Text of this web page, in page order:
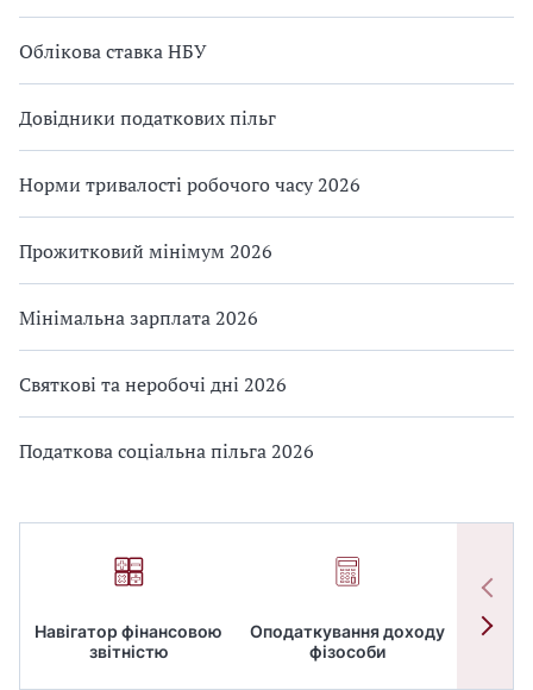
Облікова ставка НБУ
Довідники податкових пільг
Норми тривалості робочого часу 2026
Прожитковий мінімум 2026
Мінімальна зарплата 2026
Святкові та неробочі дні 2026
Податкова соціальна пільга 2026
Навігатор фінансовою
звітністю
Оподаткування доходу
фізособи